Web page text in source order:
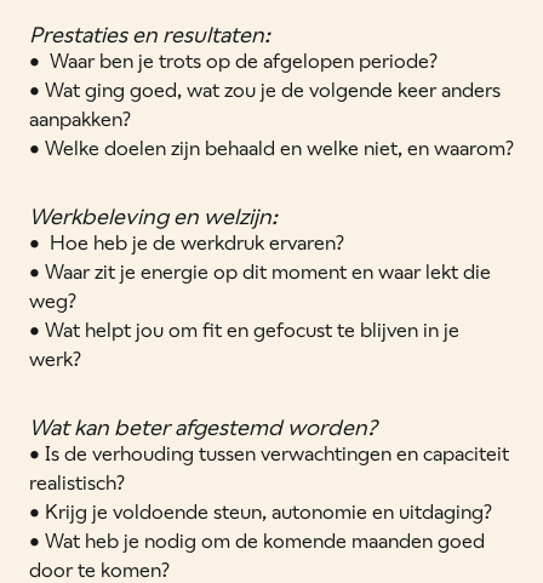
Prestaties en resultaten:
• Waar ben je trots op de afgelopen periode?
• Wat ging goed, wat zou je de volgende keer anders
aanpakken?
• Welke doelen zijn behaald en welke niet, en waarom?
Werkbeleving en welzijn:
• Hoe heb je de werkdruk ervaren?
• Waar zit je energie op dit moment en waar lekt die
weg?
• Wat helpt jou om fit en gefocust te blijven in je
werk?
Wat kan beter afgestemd worden?
• Is de verhouding tussen verwachtingen en capaciteit
realistisch?
• Krijg je voldoende steun, autonomie en uitdaging?
• Wat heb je nodig om de komende maanden goed
door te komen?